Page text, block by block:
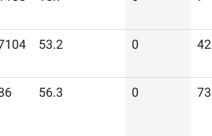
53.2 0 42
56.3 0 73